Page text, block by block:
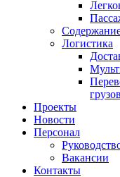
Логистика
грузов
Проекты
Новости
Персонал
Вакансии
Контакты